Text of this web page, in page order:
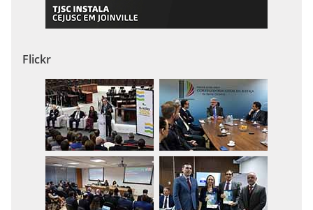
Flickr